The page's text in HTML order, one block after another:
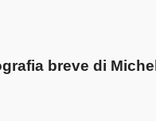
breve di